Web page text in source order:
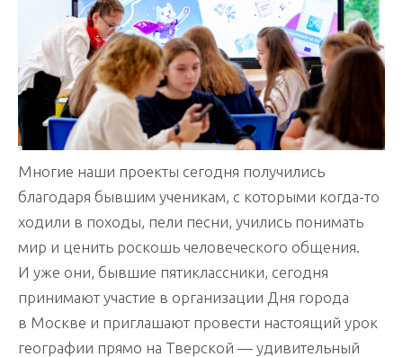
Многие наши проекты сегодня получились
благодаря бывшим ученикам, с которыми когда-то
ходили в походы, пели песни, учились понимать
мир и ценить роскошь человеческого общения.
И уже они, бывшие пятиклассники, сегодня
принимают участие в организации Дня города
в Москве и приглашают провести настоящий урок
географии прямо на Тверской — удивительный